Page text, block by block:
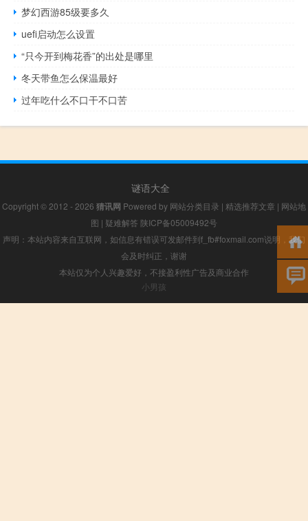
梦幻西游85级要多久
uefi启动怎么设置
“只今开到梅花香”的出处是哪里
冬天带鱼怎么保温最好
过年吃什么不口干不口苦
谜语大全
Copyright © 2012 - 2026 猜讯网 Powered by 网站分类目录 | 精选推荐文章 | 网站地
图 | 疑难解答 陕ICP备05009492号
声明：本站内容来自互联网，如信息有错误可发邮件到f_fb#foxmail.com说明，我们
会及时纠正，谢谢
本站仅为个人兴趣爱好，不接盈利性广告及商业合作
小男孩